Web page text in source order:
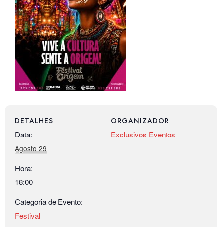
DETALHES
Data:
Agosto 29
Hora:
18:00
Categoria de Evento:
Festival
ORGANIZADOR
Exclusivos Eventos